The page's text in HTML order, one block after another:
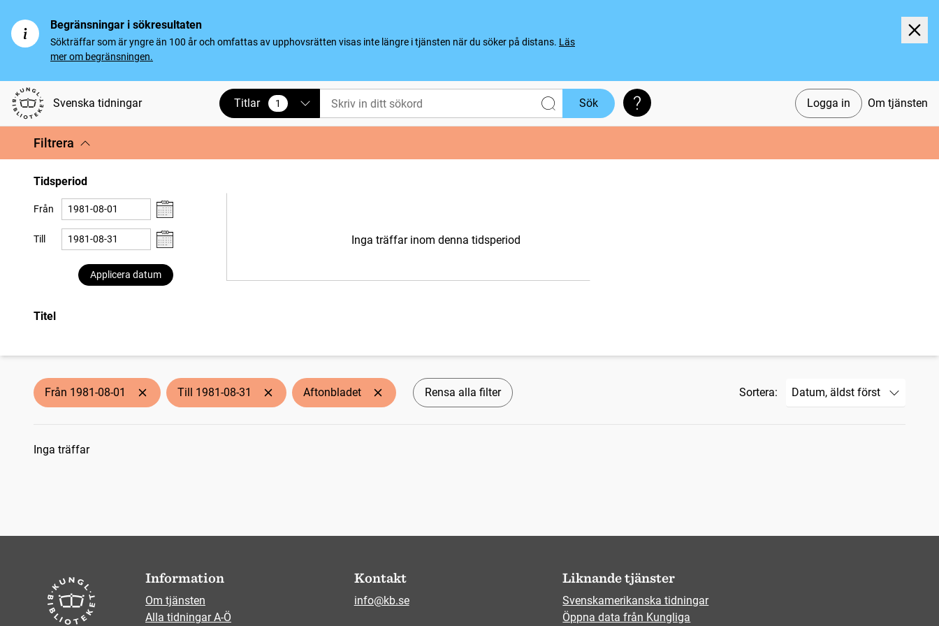
Begränsningar i sökresultaten
Sökträffar som är yngre än 100 år och omfattas av upphovsrätten visas inte längre i tjänsten när du söker på distans. Läs
mer om begränsningen.
Svenska tidningar Logga in Om tjänsten
Titlar 1
vald Sök Söktips
Filtrera
Tidsperiod
Från
Till
Applicera datum
Inga träffar inom denna tidsperiod
Titel
Från 1981-08-01 Till 1981-08-31 Aftonbladet Rensa alla filter Sortera:
Sökresultat
Inga träffar
Information
Om tjänsten
Alla tidningar A-Ö
Kontakt
info@kb.se
Liknande tjänster
Svenskamerikanska tidningar
Öppna data från Kungliga